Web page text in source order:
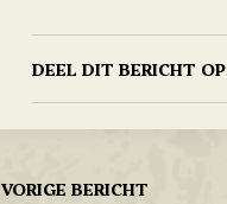
DEEL DIT BERICHT OP
VORIGE BERICHT